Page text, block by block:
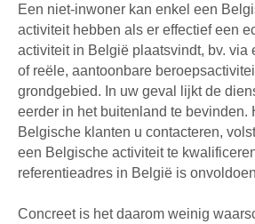
Een niet-inwoner kan enkel een
activiteit hebben als er effectief een
activiteit in België plaatsvindt, bv. via
of reële, aantoonbare
grondgebied. In uw geval lijkt de
eerder in het buitenland te bevinden.
Belgische klanten u contacteren,
een Belgische activiteit te
referentieadres in België is
Concreet is het daarom weinig